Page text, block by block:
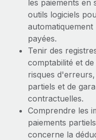
les paiements en
outils logiciels
payées.
Tenir des
comptabilité et
risques
partiels et de
contractuelles.
Comprendre les
paiements
concerne la